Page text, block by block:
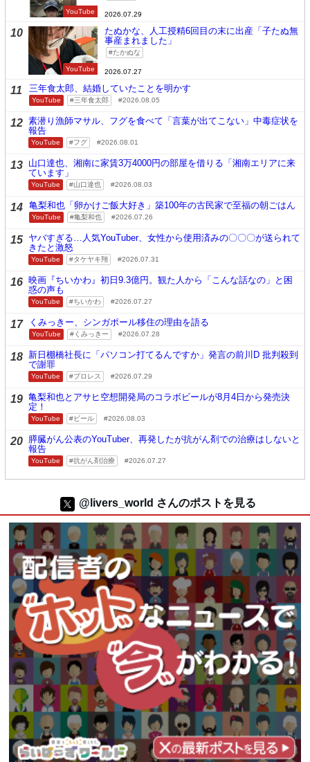
YouTube 2026.07.29
10
YouTube
たぬかな、人工授精6回目の末に出産「子たぬ無
事産まれました」
たかぬな
2026.07.27
11 三年食太郎、結婚していたことを明かす
YouTube 三年食太郎 2026.08.05
12 素潜り漁師マサル、フグを食べて「言葉が出てこない」中毒症状を
報告
YouTube フグ 2026.08.01
13 山口達也、湘南に家賃3万4000円の部屋を借りる「湘南エリアに来
ています」
YouTube 山口達也 2026.08.03
14 亀梨和也「卵かけご飯大好き」築100年の古民家で至福の朝ごはん
YouTube 亀梨和也 2026.07.26
15 ヤバすぎる…人気YouTuber、女性から使用済みの〇〇〇が送られて
きたと激怒
YouTube タケヤキ翔 2026.07.31
16 映画『ちいかわ』初日9.3億円。観た人から「こんな話なの」と困
惑の声も
YouTube ちいかわ 2026.07.27
17 くみっきー、シンガポール移住の理由を語る
YouTube くみっきー 2026.07.28
18 新日棚橋社長に「パソコン打てるんですか」発言の前川D 批判殺到
で謝罪
YouTube プロレス 2026.07.29
19 亀梨和也とアサヒ空想開発局のコラボビールが8月4日から発売決
定！
YouTube ビール 2026.08.03
20 膵臓がん公表のYouTuber、再発したが抗がん剤での治療はしないと
報告
YouTube 抗がん剤治療 2026.07.27
@livers_world さんのポストを見る